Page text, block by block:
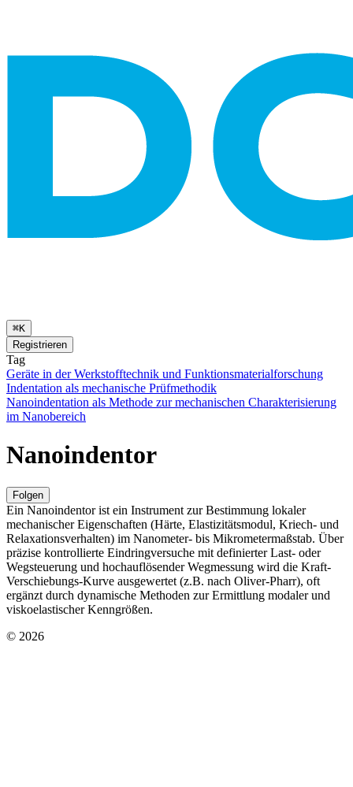
⌘K
Registrieren
Tag
Geräte in der Werkstofftechnik und Funktionsmaterialforschung
Indentation als mechanische Prüfmethodik
Nanoindentation als Methode zur mechanischen Charakterisierung
im Nanobereich
Nanoindentor
Folgen
Ein Nanoindentor ist ein Instrument zur Bestimmung lokaler
mechanischer Eigenschaften (Härte, Elastizitätsmodul, Kriech- und
Relaxationsverhalten) im Nanometer- bis Mikrometermaßstab. Über
präzise kontrollierte Eindringversuche mit definierter Last- oder
Wegsteuerung und hochauflösender Wegmessung wird die Kraft-
Verschiebungs-Kurve ausgewertet (z.B. nach Oliver-Pharr), oft
ergänzt durch dynamische Methoden zur Ermittlung modaler und
viskoelastischer Kenngrößen.
© 2026